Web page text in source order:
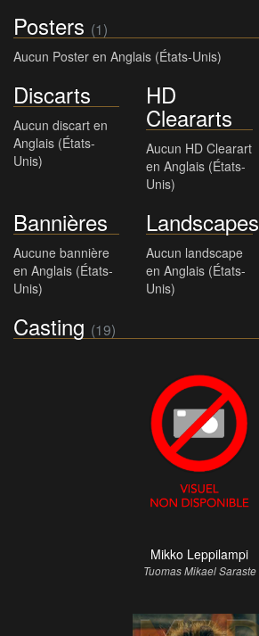
Posters (1)
Aucun Poster en Anglais (États-Unis)
Discarts
Aucun discart en
Anglais (États-
Unis)
HD
Cleararts
Aucun HD Clearart
en Anglais (États-
Unis)
Bannières
Aucune bannière
en Anglais (États-
Unis)
Landscapes
Aucun landscape
en Anglais (États-
Unis)
Casting (19)
Mikko Leppilampi
Tuomas Mikael Saraste